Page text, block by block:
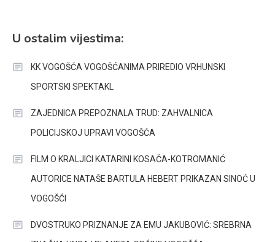
U ostalim vijestima:
KK VOGOŠĆA VOGOŠĆANIMA PRIREDIO VRHUNSKI
SPORTSKI SPEKTAKL
ZAJEDNICA PREPOZNALA TRUD: ZAHVALNICA
POLICIJSKOJ UPRAVI VOGOŠĆA
FILM O KRALJICI KATARINI KOSAČA-KOTROMANIĆ
AUTORICE NATAŠE BARTULA HEBERT PRIKAZAN SINOĆ U
VOGOŠĆI
DVOSTRUKO PRIZNANJE ZA EMU JAKUBOVIĆ: SREBRNA